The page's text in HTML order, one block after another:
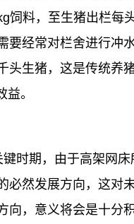
料，至生猪出栏每
经常对栏舍进行冲
生猪，这是传统养
。
时期，由于高架网
然发展方向，这对
，意义将会是十分积